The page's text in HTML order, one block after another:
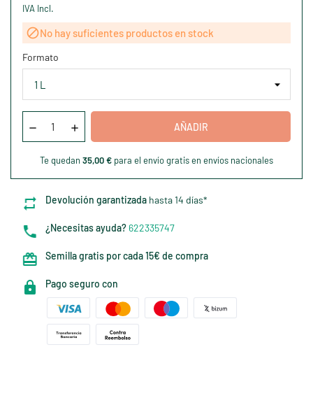
IVA Incl.
No hay suficientes productos en stock
Formato
AÑADIR
Te quedan 35,00 € para el envío gratis en envíos nacionales
Devolución garantizada hasta 14 días*
¿Necesitas ayuda?622335747
Semilla gratis por cada 15€ de compra
Pago seguro con